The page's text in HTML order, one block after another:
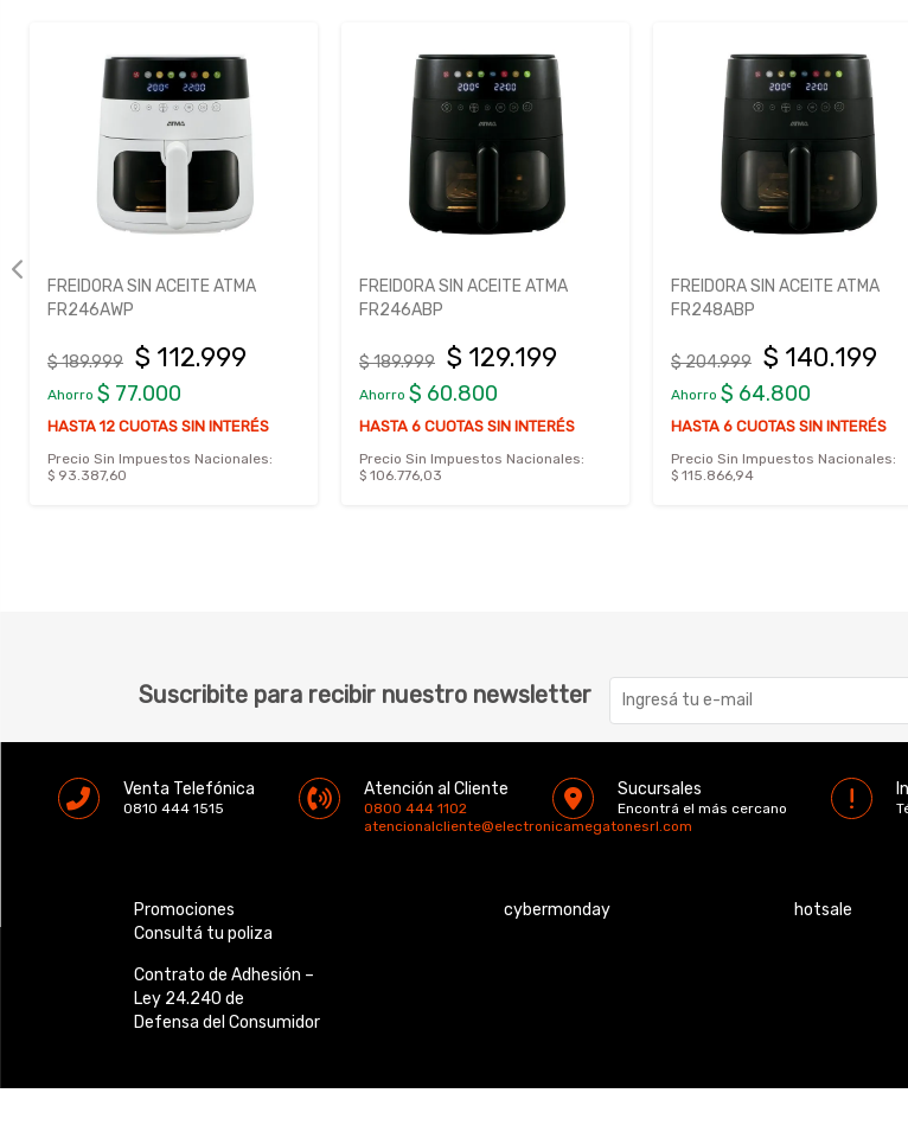
FREIDORA SIN ACEITE ATMA
FR246AWP
$ 189.999 $ 112.999
Ahorro $ 77.000
HASTA 12 CUOTAS SIN INTERÉS
Precio Sin Impuestos Nacionales:
$ 93.387,60
FREIDORA SIN ACEITE ATMA
FR246ABP
$ 189.999 $ 129.199
Ahorro $ 60.800
HASTA 6 CUOTAS SIN INTERÉS
Precio Sin Impuestos Nacionales:
$ 106.776,03
FREIDORA SIN ACEITE ATMA
FR248ABP
$ 204.999 $ 140.199
Ahorro $ 64.800
HASTA 6 CUOTAS SIN INTERÉS
Precio Sin Impuestos Nacionales:
$ 115.866,94
Suscribite para recibir nuestro newsletter
Venta Telefónica
0810 444 1515
Atención al Cliente
0800 444 1102
atencionalcliente@electronicamegatonesrl.com
Sucursales
Encontrá el más cercano
Promociones
Consultá tu poliza
Contrato de Adhesión –
Ley 24.240 de
Defensa del Consumidor
cybermonday hotsale